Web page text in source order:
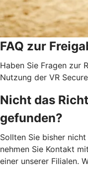
FAQ zur
Haben Sie Fragen zur
Nutzung der VR
Nicht das
gefunden?
Sollten Sie bisher
nehmen Sie Kontakt
einer unserer Filialen.